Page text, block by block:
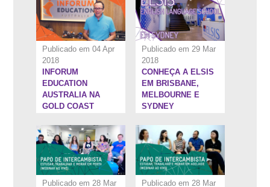
Publicado em 04 Apr
2018
INFORUM
EDUCATION
AUSTRALIA NA
GOLD COAST
Publicado em 29 Mar
2018
CONHEÇA A ELSIS
EM BRISBANE,
MELBOURNE E
SYDNEY
Publicado em 28 Mar
1:24:32''
Publicado em 28 Mar
1:22:40''